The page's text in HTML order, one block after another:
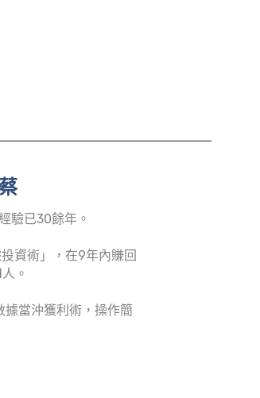
驗已30餘年。
資術」，在9年內賺回
。
據當沖獲利術，操作簡